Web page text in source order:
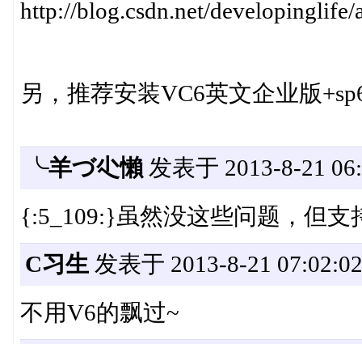
http://blog.csdn.net/
另，推荐安装VC6英文企业版
╰羊づ尐懶发表于 2013-8-21
{:5_109:}虽然没这些问题，但支
C习生发表于 2013-8-21 07:02:02
不用V6的飘过~